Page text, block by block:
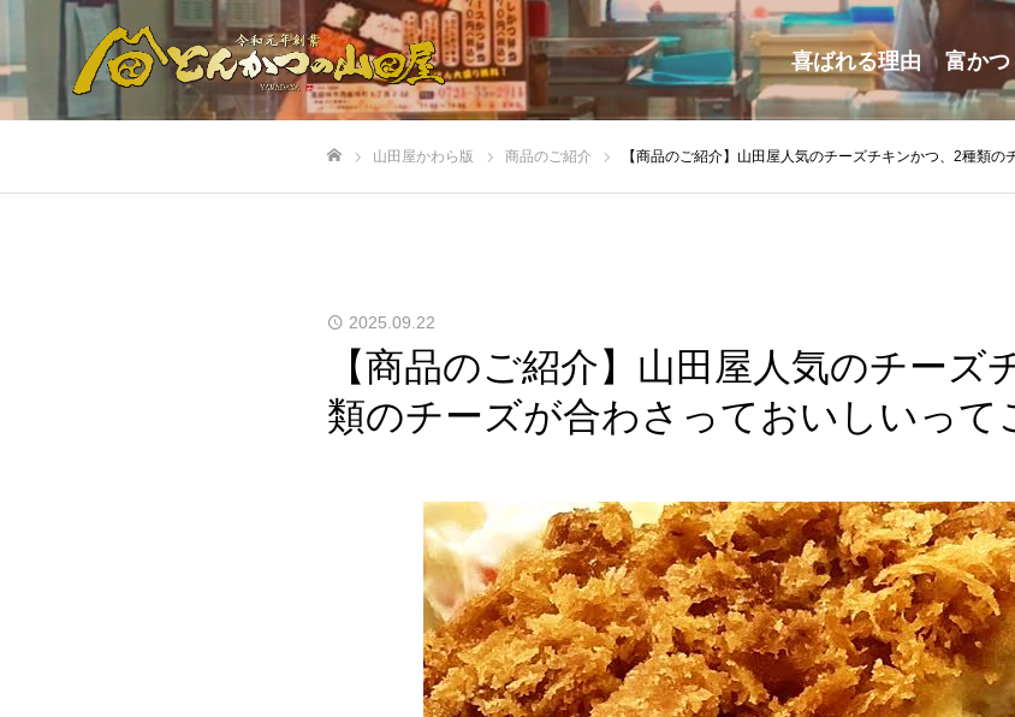
喜ばれる理由 富か
山田屋かわら版 商品のご紹介 【商品のご紹介】山田屋人気のチーズチキンかつ、2種類のチー
2025.09.22
【商品のご紹介】山田屋人気のチーズ
類のチーズが合わさっておいしいって